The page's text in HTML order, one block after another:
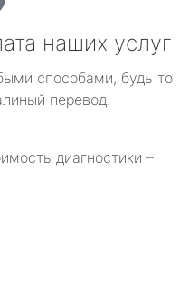
наших услуг
способами, будь то
перевод.
диагностики –